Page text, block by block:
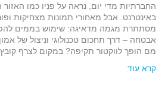
החברתיות מדי יום, נראה על פניו כמו האזור
באינטרנט. אבל מאחורי תמונות מצחיקות
מסתתרת מגמה מדאיגה: שימוש בממים
אבטחה – דרך תחכום טכנולוגי וניצול של
מם הופך לווקטור תקיפה? במקום לצרף
קרא עוד